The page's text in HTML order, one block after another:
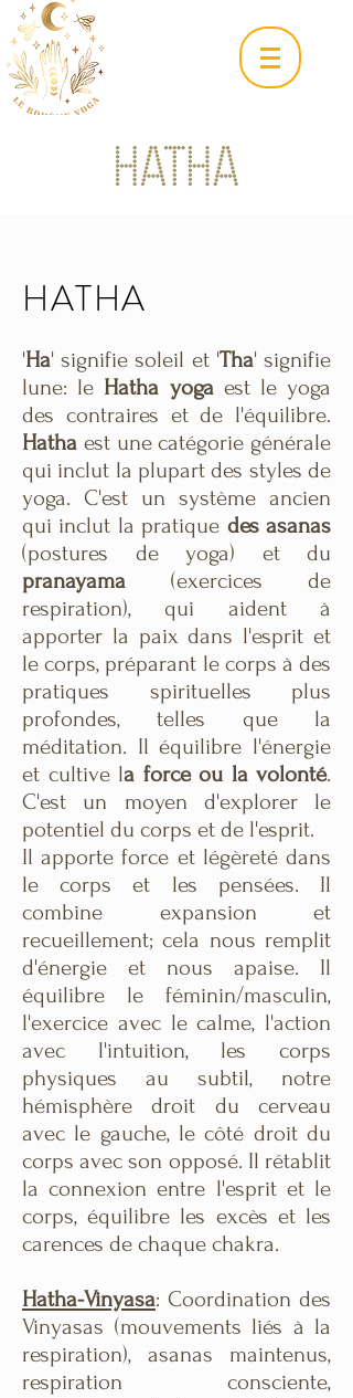
HATHA
'Ha' signifie soleil et 'Tha' signifie
lune: le Hatha yogaest le yoga
des contraires et de l'équilibre.
Hatha est une catégorie générale
qui inclut la plupart des styles de
yoga. C'est un système ancien
qui inclut la pratique des asanas
(postures de yoga) et du
pranayama (exercices de
respiration), qui aident à
apporter la paix dans l'esprit et
le corps, préparant le corps à des
pratiques spirituelles plus
profondes, telles que la
méditation. Il équilibre l'énergie
et cultive la force ou la volonté.
C'est un moyen d'explorer le
potentiel du corps et de l'esprit.
Il apporte force et légèreté dans
le corps et les pensées. Il
combine expansion et
recueillement; cela nous remplit
d'énergie et nous apaise. Il
équilibre le féminin/masculin,
l'exercice avec le calme, l'action
avec l'intuition, les corps
physiques au subtil, notre
hémisphère droit du cerveau
avec le gauche, le côté droit du
corps avec son opposé. Il rétablit
la connexion entre l'esprit et le
corps, équilibre les excès et les
carences de chaque chakra.
Hatha-Vinyasa: Coordination des
Vinyasas (mouvements liés à la
respiration), asanas maintenus,
respiration consciente,